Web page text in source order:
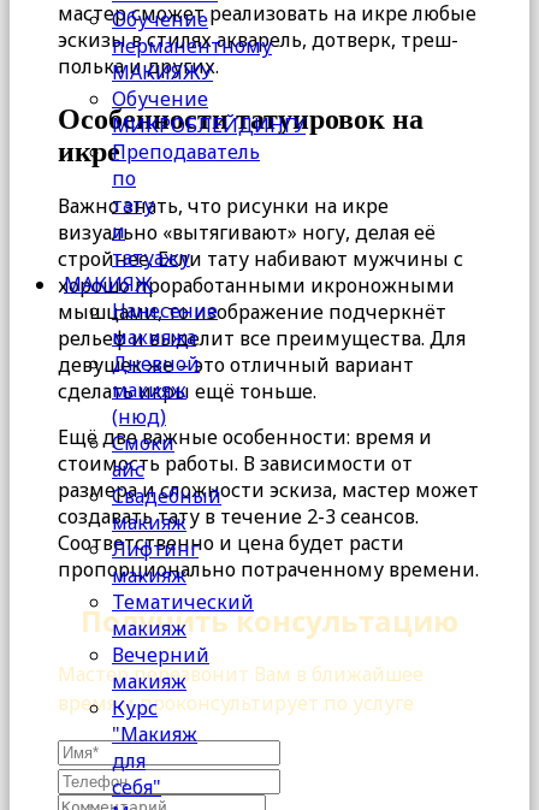
Обучение
перманентному
МАКИЯЖУ
Обучение
МИКРОБЛЕЙДИНГУ
Преподаватель
по
тату
и
татуажу
МАКИЯЖ
Нанесение
макияжа
Дневной
макияж
(нюд)
Смоки
айс
Свадебный
макияж
Лифтинг
макияж
Тематический
макияж
Вечерний
макияж
Курс
"Макияж
для
себя"
мастер сможет реализовать на икре любые
эскизы в стилях акварель, дотверк, треш-
полька и других.
Особенности татуировок на
икре
Важно знать, что рисунки на икре
визуально «вытягивают» ногу, делая её
стройнее. Если тату набивают мужчины с
хорошо проработанными икроножными
мышцами, то изображение подчеркнёт
рельеф и выделит все преимущества. Для
девушек же – это отличный вариант
сделать икры ещё тоньше.
Ещё две важные особенности: время и
стоимость работы. В зависимости от
размера и сложности эскиза, мастер может
создавать тату в течение 2-3 сеансов.
Соответственно и цена будет расти
пропорционально потраченному времени.
Получить консультацию
Мастер перезвонит Вам в ближайшее
время и проконсультирует по услуге